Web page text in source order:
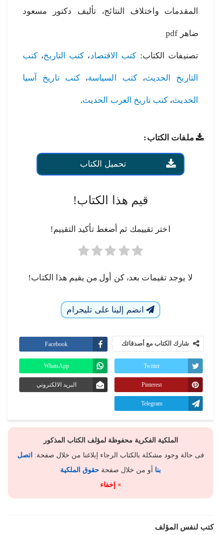
المقدمات واختلاف النتائج، تأليف دكتور مسعود
ضاهر pdf
تصنيفات الكتاب: كتب الاقتصاد، كتب التاريخ، كتب
التاريخ الحديث،كتب السياسة،كتب تاريخ آسيا
الحديث، كتب تاريخ العرب الحديث.
ملفات الكتاب:
تحميل الكتاب
قيم هذا الكتاب!
اختر تقييمك ثم أضغط تأكيد التقييم!
لا يوجد تقيمات بعد، كن أول من يقيم هذا الكتاب!
انضم إلينا على تليجرام
شارك الكتاب مع أصدقائك Facebook
Twitter
WhatsApp
Pinterest البريد الالكتروني
Telegram
الملكية الفكرية محفوظة لمؤلف الكتاب المذكور
فى حالة وجود مشكلة بالكتاب الرجاء إبلاغنا من خلال صفحة: اتصل
بنا أو من خلال صفحة حقوق الملكية
× إخفاء
كتب لنفس المؤلف